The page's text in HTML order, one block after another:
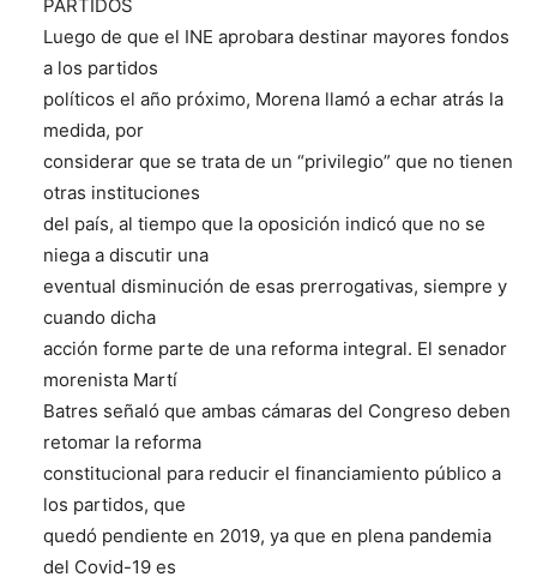
PARTIDOS
Luego de que el INE aprobara destinar mayores fondos
a los partidos
políticos el año próximo, Morena llamó a echar atrás la
medida, por
considerar que se trata de un “privilegio” que no tienen
otras instituciones
del país, al tiempo que la oposición indicó que no se
niega a discutir una
eventual disminución de esas prerrogativas, siempre y
cuando dicha
acción forme parte de una reforma integral. El senador
morenista Martí
Batres señaló que ambas cámaras del Congreso deben
retomar la reforma
constitucional para reducir el financiamiento público a
los partidos, que
quedó pendiente en 2019, ya que en plena pandemia
del Covid-19 es